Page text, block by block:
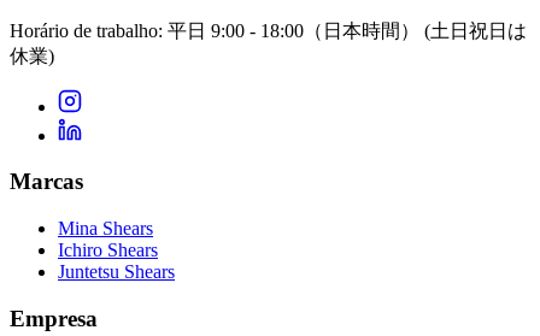
Horário de trabalho: 平日 9:00 - 18:00（日本時間） (土日祝日は
休業)
Marcas
Mina Shears
Ichiro Shears
Juntetsu Shears
Empresa